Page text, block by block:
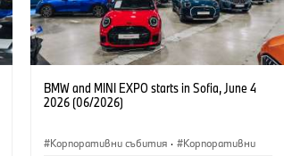
BMW and MINI EXPO starts in Sofia, June 4
2026 (06/2026)
Корпоративни събития · Корпоративни